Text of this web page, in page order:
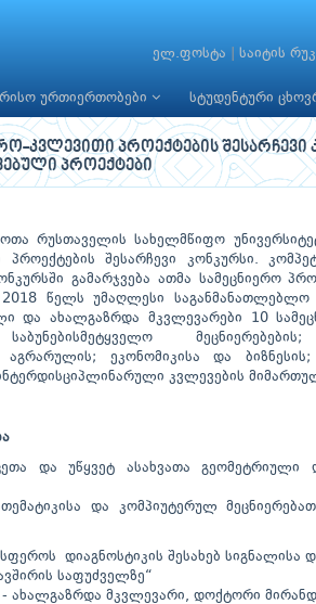
ელ.ფოსტა საიტის
ურთიერთობები სტუდენტური
კვლევითი პროექტების შესარჩევი
პროექტები
რუსთაველის სახელმწიფო
პროექტების შესარჩევი კონკურსი.
გამარჯვება ათმა სამეცნიერო
2018 წელს უმაღლესი საგანმანათლებლო
და ახალგაზრდა მკვლევარები 10
ეკონომიკისა და ბიზნესის;
კვლევების
და უწყვეტ ასახვათა გეომეტრიული
და კომპიუტერულ
დიაგნოსტიკის შესახებ სიგნალისა
საფუძველზე“
ახალგაზრდა მკვლევარი, დოქტორი